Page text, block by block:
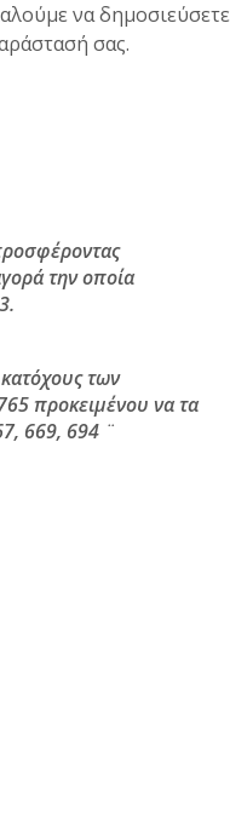
να δημοσιεύσετε
σας.
την οποία
των
προκειμένου να τα
669, 694 ¨